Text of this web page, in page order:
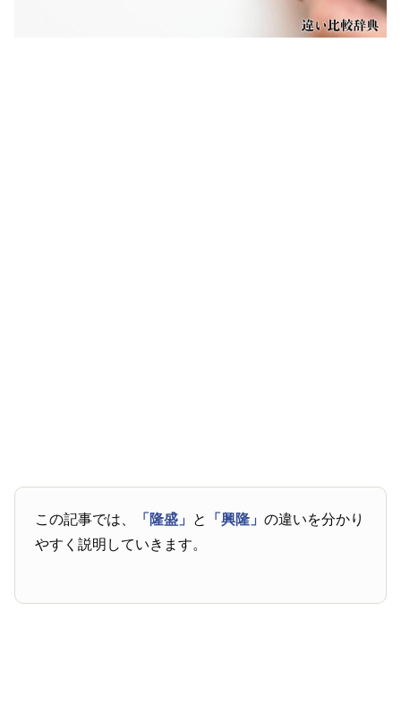
この記事では、 「隆盛」 と 「興隆」の違いを分かり
やすく説明していきます。